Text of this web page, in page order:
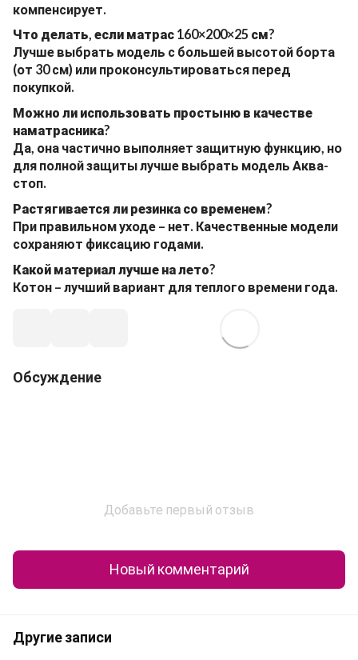
компенсирует.
Что делать, если матрас 160×200×25 см?
Лучше выбрать модель с большей высотой борта
(от 30 см) или проконсультироваться перед
покупкой.
Можно ли использовать простыню в качестве
наматрасника?
Да, она частично выполняет защитную функцию, но
для полной защиты лучше выбрать модель Аква-
стоп.
Растягивается ли резинка со временем?
При правильном уходе – нет. Качественные модели
сохраняют фиксацию годами.
Какой материал лучше на лето?
Котон – лучший вариант для теплого времени года.
Обсуждение
Добавьте первый отзыв
Новый комментарий
Другие записи